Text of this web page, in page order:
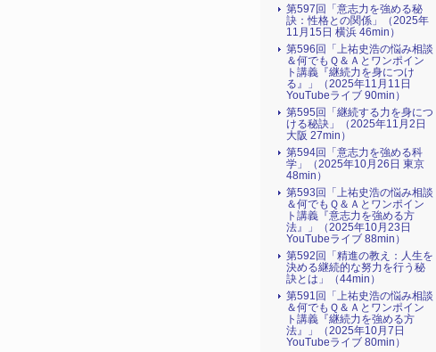
第597回「意志力を強める秘
訣：性格との関係」（2025年
11月15日 横浜 46min）
第596回「上祐史浩の悩み相談
＆何でもＱ＆Ａとワンポイン
ト講義『継続力を身につけ
る』​」（2025年11月11日
YouTubeライブ 90min）
第595回「継続する力を身につ
ける秘訣」（2025年11月2日
大阪 27min）
第594回「意志力を強める科
学」（2025年10月26日 東京
48min）
第593回「上祐史浩の悩み相談
＆何でもＱ＆Ａとワンポイン
ト講義『意志力を強める方
法』​」（2025年10月23日
YouTubeライブ 88min）
第592回「精進の教え：人生を
決める継続的な努力を行う秘
訣とは」（44min）
第591回「上祐史浩の悩み相談
＆何でもＱ＆Ａとワンポイン
ト講義『継続力を強める方
法』​」（2025年10月7日
YouTubeライブ 80min）